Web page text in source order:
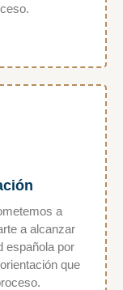
a
a alcanzar
española por
que